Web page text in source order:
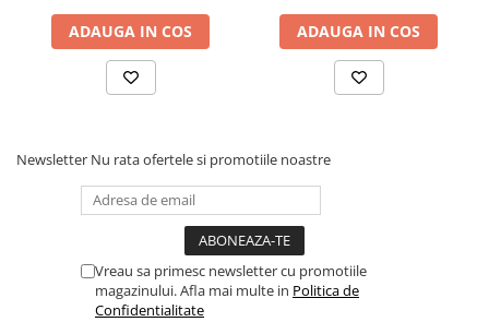
ADAUGA IN COS ADAUGA IN COS
Newsletter Nu rata ofertele si promotiile noastre
Vreau sa primesc newsletter cu promotiile
magazinului. Afla mai multe in Politica de
Confidentialitate